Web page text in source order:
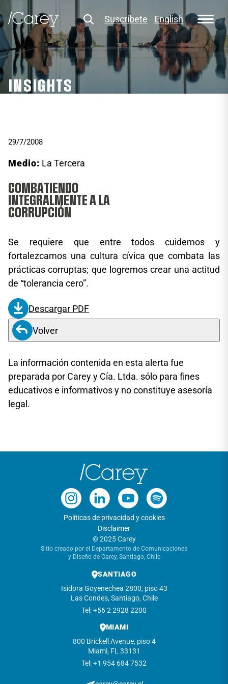
Suscríbete English
INSIGHTS
29/7/2008
Medio: La Tercera
COMBATIENDO
INTEGRALMENTE A LA
CORRUPCIÓN
Se requiere que entre todos cuidemos y
fortalezcamos una cultura cívica que combata las
prácticas corruptas; que logremos crear una actitud
de “tolerancia cero”.
Descargar PDF
Volver
La información contenida en esta alerta fue
preparada por Carey y Cía. Ltda. sólo para fines
educativos e informativos y no constituye asesoría
legal.
Políticas de privacidad y cookies
Disclaimer
© 2025 Carey
Sitio creado por el Departamento de Comunicaciones
y Diseño de Carey, Santiago, Chile
SANTIAGO
Isidora Goyenechea 2800, piso 43
Las Condes, Santiago, Chile
Tel: +56 2 2928 2200
MIAMI
800 Brickell Avenue, piso 4
Miami, FL 33131
Tel: +1 954 684 7532